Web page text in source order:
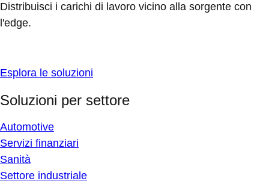
Distribuisci i carichi di lavoro vicino alla sorgente con
l'edge.
Esplora le soluzioni
Soluzioni per settore
Automotive
Servizi finanziari
Sanità
Settore industriale